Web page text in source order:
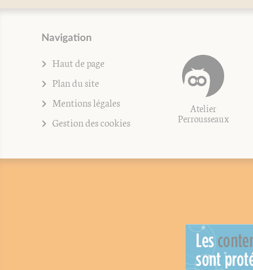
Navigation
Haut de page
Plan du site
Mentions légales
Gestion des cookies
Atelier
Perrousseaux